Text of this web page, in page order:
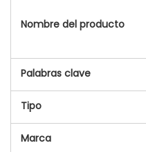
Nombre del producto
Palabras clave
Tipo
Marca